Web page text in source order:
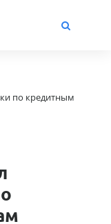
по кредитным